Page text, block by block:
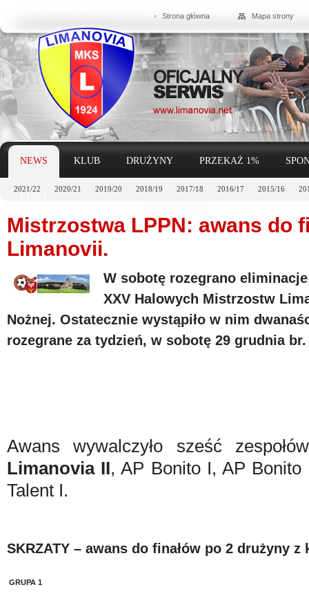
Strona główna Mapa strony
NEWS
2021/22 2020/21 2019/20 2018/19 2017/18 2016/17 2015/16
KLUB DRUŻYNY PRZEKAŻ 1%
Mistrzostwa LPPN: awans do
Limanovii.
W sobotę rozegrano
XXV Halowych Mistrzostw
Nożnej. Ostatecznie wystąpiło w nim
rozegrane za tydzień, w sobotę 29 grudnia br.
Awans wywalczyło sześć
Limanovia II, AP Bonito I, AP
Talent I.
SKRZATY – awans do finałów po 2 drużyny z
GRUPA 1